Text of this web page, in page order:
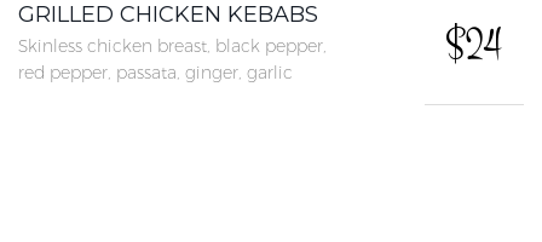
GRILLED CHICKEN KEBABS
Skinless chicken breast, black pepper,
red pepper, passata, ginger, garlic
$24